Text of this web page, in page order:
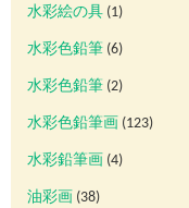
水彩絵の具 (1)
水彩色鉛筆 (6)
水彩色鉛筆 (2)
水彩色鉛筆画 (123)
水彩鉛筆画 (4)
油彩画 (38)